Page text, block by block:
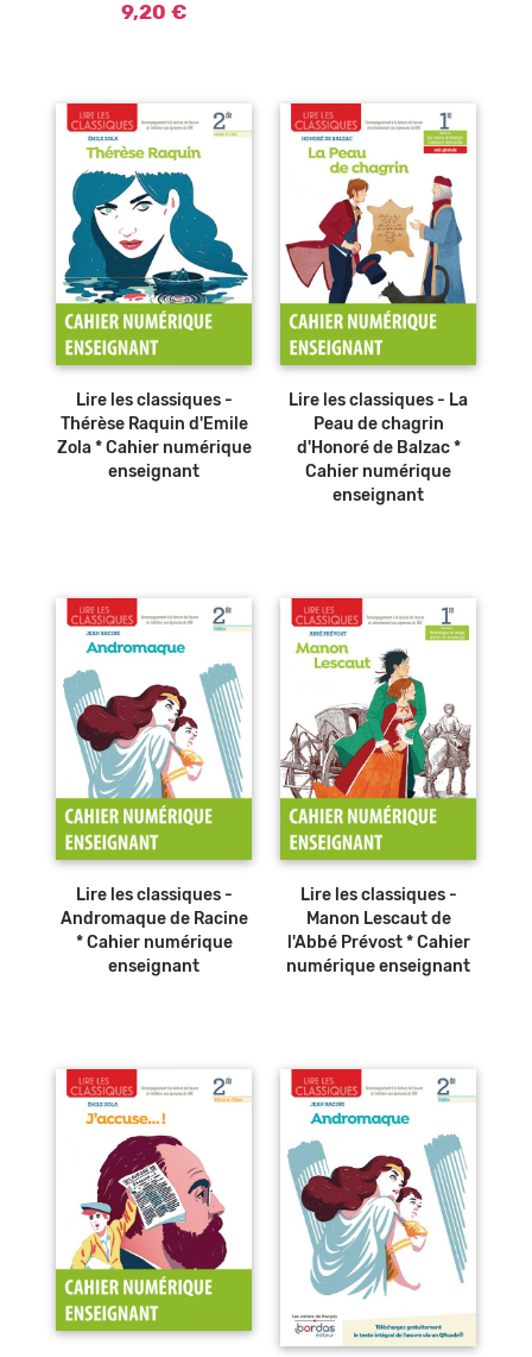
9,20 €
Lire les classiques -
Thérèse Raquin d'Emile
Zola * Cahier numérique
enseignant
Lire les classiques - La
Peau de chagrin
d'Honoré de Balzac *
Cahier numérique
enseignant
Lire les classiques -
Andromaque de Racine
* Cahier numérique
enseignant
Lire les classiques -
Manon Lescaut de
l'Abbé Prévost * Cahier
numérique enseignant
Ajouter au